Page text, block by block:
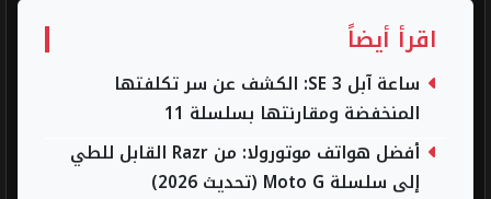
اقرأ أيضاً
ساعة آبل SE 3: الكشف عن سر تكلفتها
المنخفضة ومقارنتها بسلسلة 11
أفضل هواتف موتورولا: من Razr القابل للطي
إلى سلسلة Moto G (تحديث 2026)